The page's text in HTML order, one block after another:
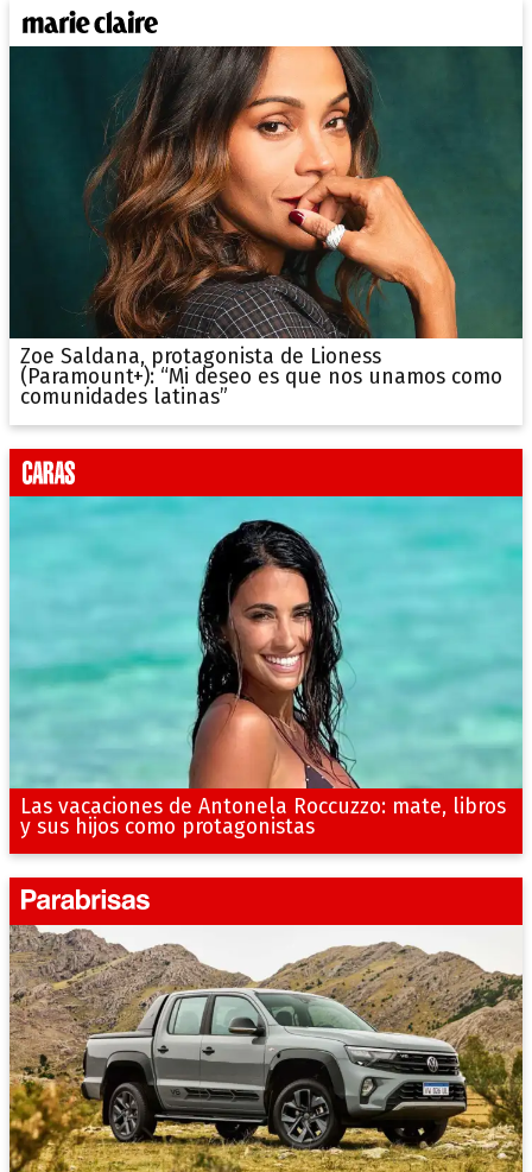
Zoe Saldana, protagonista de Lioness
(Paramount+): “Mi deseo es que nos unamos como
comunidades latinas”
Las vacaciones de Antonela Roccuzzo: mate, libros
y sus hijos como protagonistas